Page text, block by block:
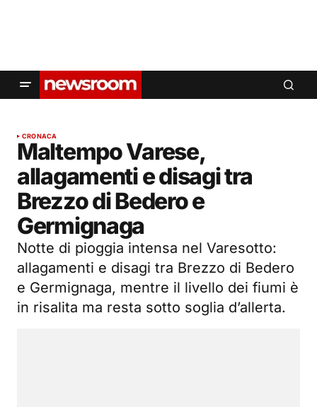
CRONACA
Maltempo Varese,
allagamenti e disagi tra
Brezzo di Bedero e
Germignaga
Notte di pioggia intensa nel Varesotto:
allagamenti e disagi tra Brezzo di Bedero
e Germignaga, mentre il livello dei fiumi è
in risalita ma resta sotto soglia d’allerta.